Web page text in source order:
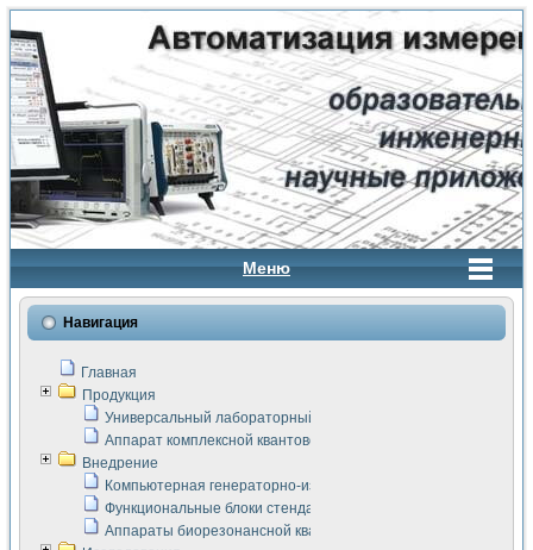
Меню
Навигация
Главная
Продукция
Универсальный лабораторный стенд "Сигнал-USB"
Аппарат комплексной квантовой терапии Интроскан
Внедрение
Компьютерная генераторно-измерительная система
Функциональные блоки стенда "Сигнал-USB"
Аппараты биорезонансной квантовой терапии серии СКАН